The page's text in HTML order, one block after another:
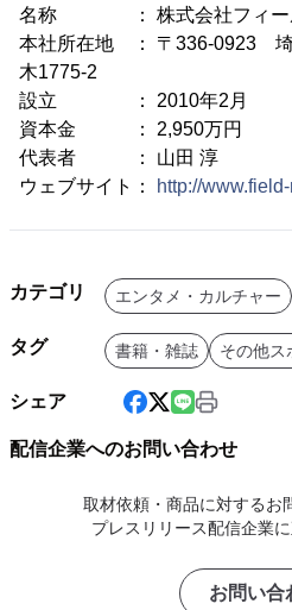
名称 ： 株式会社フィール
本社所在地 ： 〒336-0923 埼
木1775-2
設立 ： 2010年2月
資本金 ： 2,950万円
代表者 ： 山田 淳
ウェブサイト：
http://
カテゴリ エンタメ・カルチャー
タグ 書籍・雑誌 その他ス
シェア
配信企業へのお問い合わせ
取材依頼・商品に対するお
プレスリリース配信企業
お問い合